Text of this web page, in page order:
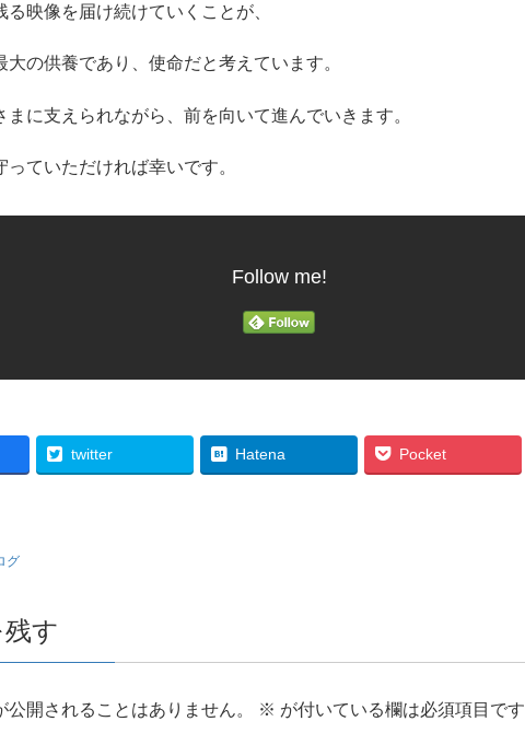
る映像を届け続けていくことが、
の供養であり、使命だと考えています。
まに支えられながら、前を向いて進んでいきます。
っていただければ幸いです。
Follow me!
twitter Hatena Pocket
グ
す
公開されることはありません。 ※ が付いている欄は必須項目です